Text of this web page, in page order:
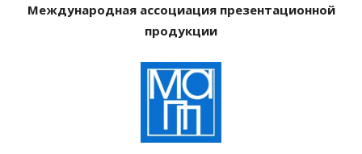
Международная ассоциация презентационной
продукции